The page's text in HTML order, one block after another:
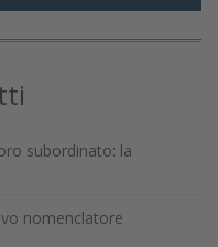
subordinato: la
nomenclatore